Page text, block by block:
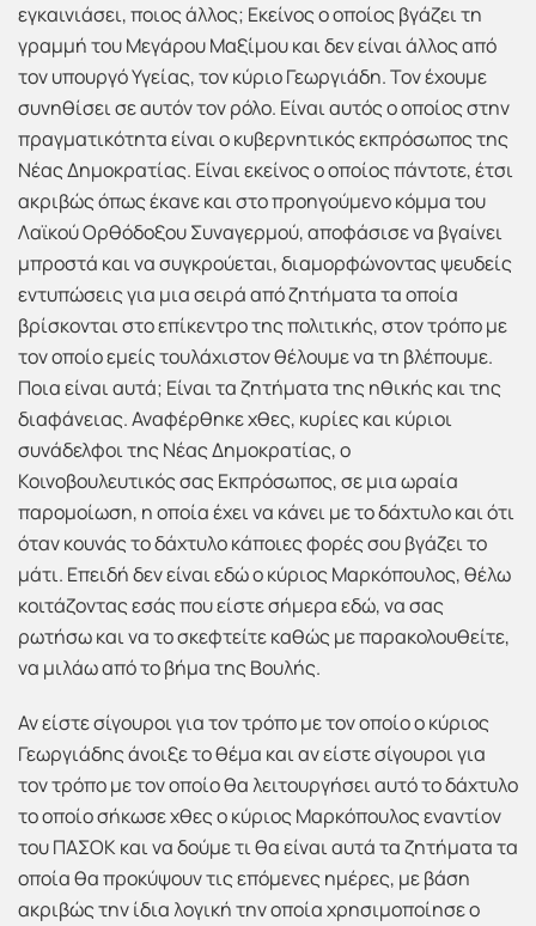
εγκαινιάσει, ποιος άλλος; Εκείνος ο οποίος βγάζει τη
γραμμή του Μεγάρου Μαξίμου και δεν είναι άλλος από
τον υπουργό Υγείας, τον κύριο Γεωργιάδη. Τον έχουμε
συνηθίσει σε αυτόν τον ρόλο. Είναι αυτός ο οποίος στην
πραγματικότητα είναι ο κυβερνητικός εκπρόσωπος της
Νέας Δημοκρατίας. Είναι εκείνος ο οποίος πάντοτε, έτσι
ακριβώς όπως έκανε και στο προηγούμενο κόμμα του
Λαϊκού Ορθόδοξου Συναγερμού, αποφάσισε να βγαίνει
μπροστά και να συγκρούεται, διαμορφώνοντας ψευδείς
εντυπώσεις για μια σειρά από ζητήματα τα οποία
βρίσκονται στο επίκεντρο της πολιτικής, στον τρόπο με
τον οποίο εμείς τουλάχιστον θέλουμε να τη βλέπουμε.
Ποια είναι αυτά; Είναι τα ζητήματα της ηθικής και της
διαφάνειας. Αναφέρθηκε χθες, κυρίες και κύριοι
συνάδελφοι της Νέας Δημοκρατίας, ο
Κοινοβουλευτικός σας Εκπρόσωπος, σε μια ωραία
παρομοίωση, η οποία έχει να κάνει με το δάχτυλο και ότι
όταν κουνάς το δάχτυλο κάποιες φορές σου βγάζει το
μάτι. Επειδή δεν είναι εδώ ο κύριος Μαρκόπουλος, θέλω
κοιτάζοντας εσάς που είστε σήμερα εδώ, να σας
ρωτήσω και να το σκεφτείτε καθώς με παρακολουθείτε,
να μιλάω από το βήμα της Βουλής.
Αν είστε σίγουροι για τον τρόπο με τον οποίο ο κύριος
Γεωργιάδης άνοιξε το θέμα και αν είστε σίγουροι για
τον τρόπο με τον οποίο θα λειτουργήσει αυτό το δάχτυλο
το οποίο σήκωσε χθες ο κύριος Μαρκόπουλος εναντίον
του ΠΑΣΟΚ και να δούμε τι θα είναι αυτά τα ζητήματα τα
οποία θα προκύψουν τις επόμενες ημέρες, με βάση
ακριβώς την ίδια λογική την οποία χρησιμοποίησε ο